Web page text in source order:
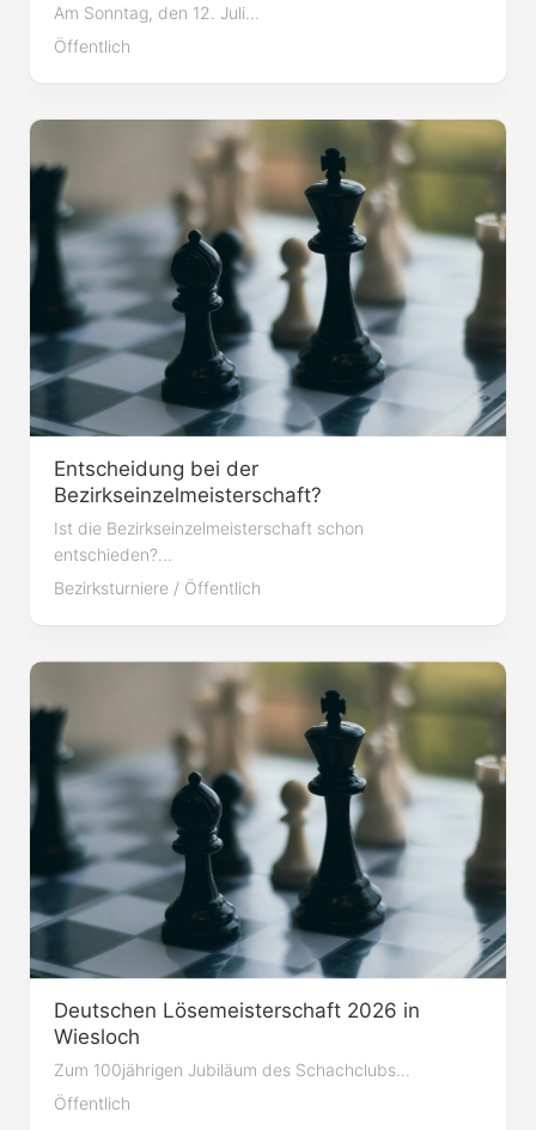
Am Sonntag, den 12. Juli...
Öffentlich
Entscheidung bei der
Bezirkseinzelmeisterschaft?
Ist die Bezirkseinzelmeisterschaft schon
entschieden?...
Bezirksturniere / Öffentlich
Deutschen Lösemeisterschaft 2026 in
Wiesloch
Zum 100jährigen Jubiläum des Schachclubs...
Öffentlich